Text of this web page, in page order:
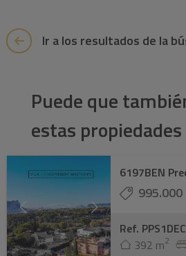
Ir a los resultados de la
Puede que
estas propiedades
995.000
Ref.
392 m2